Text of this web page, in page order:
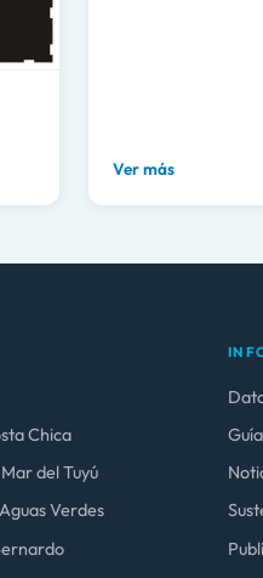
Ver más
Chica
del Tuyú
Verdes